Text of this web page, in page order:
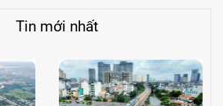
Tin mới nhất